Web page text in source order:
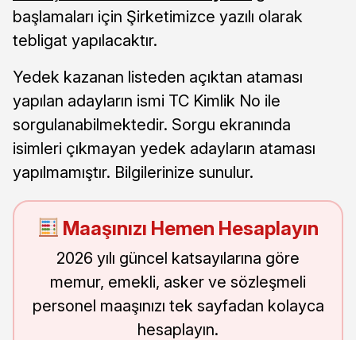
başlamaları için Şirketimizce yazılı olarak
tebligat yapılacaktır.
Yedek kazanan listeden açıktan ataması
yapılan adayların ismi TC Kimlik No ile
sorgulanabilmektedir. Sorgu ekranında
isimleri çıkmayan yedek adayların ataması
yapılmamıştır. Bilgilerinize sunulur.
Maaşınızı Hemen Hesaplayın
2026 yılı güncel katsayılarına göre
memur, emekli, asker ve sözleşmeli
personel maaşınızı tek sayfadan kolayca
hesaplayın.